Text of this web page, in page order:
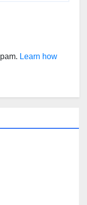
Learn how